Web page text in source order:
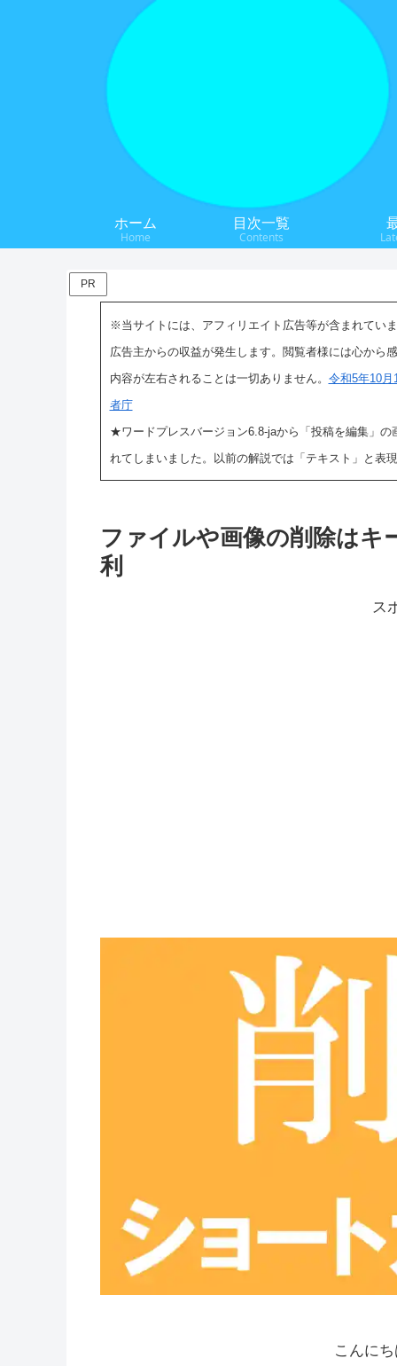
ホーム
Home
目次一覧
Contents
PR
※当サイトには、アフィリエイト広告等が含まれてい
広告主からの収益が発生します。閲覧者様には心から
内容が左右されることは一切ありません。 令和5年10
者庁
★ワードプレスバージョン6.8-jaから「投稿を編集」
れてしまいました。以前の解説では「テキスト」と表
ファイルや画像の削除はキ
利
ス
こんに